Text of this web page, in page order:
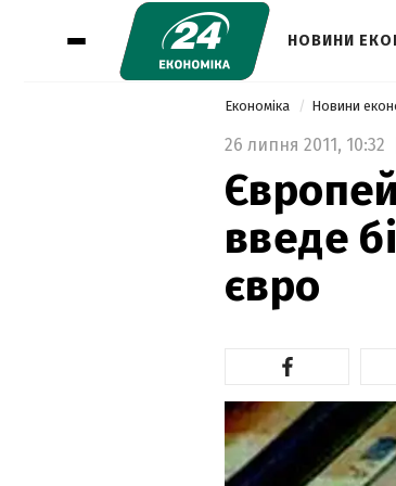
НОВИНИ
Економіка Новини
26 липня 2011, 10:32
введе
євро